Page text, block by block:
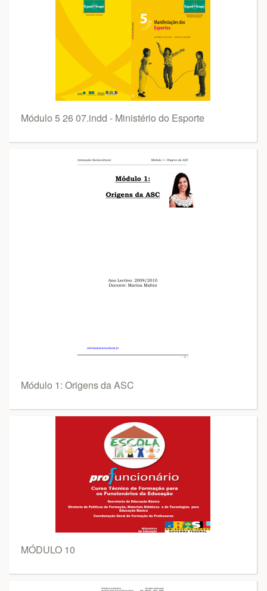
Módulo 5 26 07.indd - Ministério do Esporte
Módulo 1: Origens da ASC
MÓDULO 10